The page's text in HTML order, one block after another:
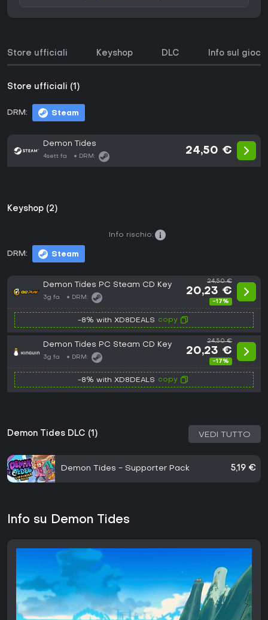
Store ufficiali Keyshop DLC Info sul gioco
Store ufficiali (1)
DRM: Steam
Demon Tides
4sett fa DRM:
24,50 €
Keyshop (2)
DRM: Steam
Info rischio:
Demon Tides PC Steam CD Key
3g fa DRM:
24,50 €
20,23 €
-17%
-8% with XD8DEALS copy
Demon Tides PC Steam CD Key
3g fa DRM:
24,50 €
20,23 €
-17%
-8% with XD8DEALS copy
Demon Tides DLC (1) VEDI TUTTO
Demon Tides - Supporter Pack 5,19 €
Info su Demon Tides